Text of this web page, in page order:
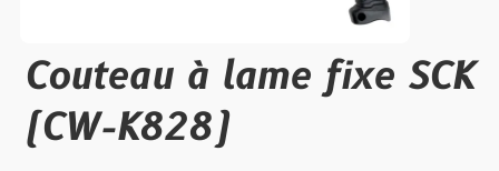
Couteau à lame fixe SCK
(CW-K828)